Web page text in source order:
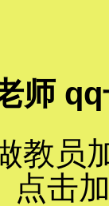
师
教员
点击